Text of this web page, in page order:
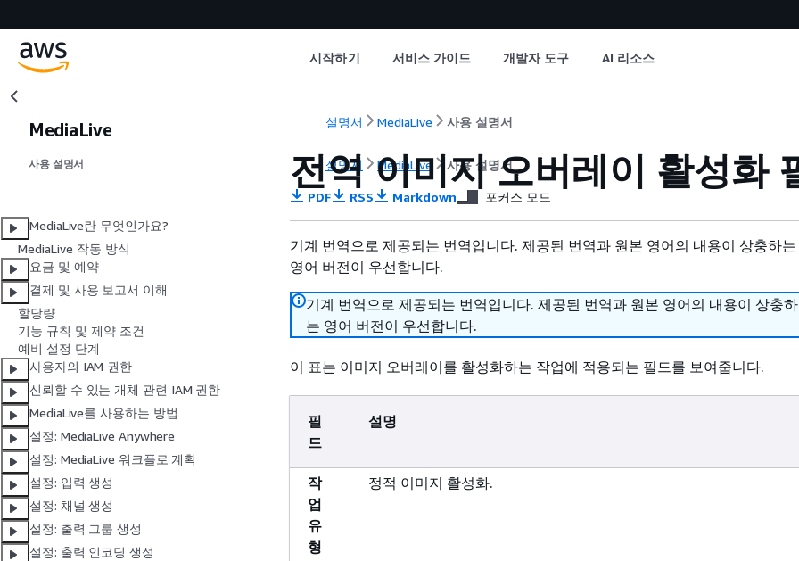
시작하기 서비스 가이드 개발자 도구 AI 리소스
MediaLive
사용 설명서
MediaLive란 무엇인가요?
MediaLive 작동 방식
요금 및 예약
결제 및 사용 보고서 이해
할당량
기능 규칙 및 제약 조건
예비 설정 단계
사용자의 IAM 권한
신뢰할 수 있는 개체 관련 IAM 권한
MediaLive를 사용하는 방법
설정: MediaLive Anywhere
설정: MediaLive 워크플로 계획
설정: 입력 생성
설정: 채널 생성
설정: 출력 그룹 생성
설정: 출력 인코딩 생성
설명서 MediaLive 사용 설명서
설명서 MediaLive 사용 설명서
전역 이미지 오버레이 활성화
PDF RSS Markdown 포커스 모드
기계 번역으로 제공되는 번역입니다. 제공된 번역과 원본 영어의 내용이 상충하
영어 버전이 우선합니다.
기계 번역으로 제공되는 번역입니다. 제공된 번역과 원본 영어의 내용이 상충
는 영어 버전이 우선합니다.
이 표는 이미지 오버레이를 활성화하는 작업에 적용되는 필드를 보여줍니다.
필
드
설명
작
업
유
형
정적 이미지 활성화.